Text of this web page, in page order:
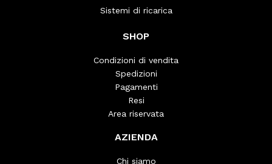
Sistemi di ricarica
SHOP
Condizioni di vendita
Spedizioni
Pagamenti
Resi
Area riservata
AZIENDA
Chi siamo